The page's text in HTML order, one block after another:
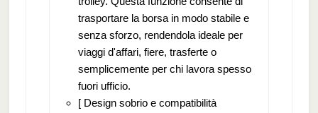
trasportare la borsa in modo stabile e
senza sforzo, rendendola ideale per
viaggi d'affari, fiere, trasferte o
semplicemente per chi lavora spesso
fuori ufficio.
[ Design sobrio e compatibilità